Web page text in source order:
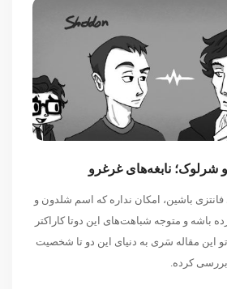
نابغه‌های غرغرو
فانتزی باشین، امکان نداره که اسم شلدون و
باشه و متوجه شباهت‌های این دوتا کاراکتر
این مقاله سَری به دنیای این دو تا شخصیت
کرده.